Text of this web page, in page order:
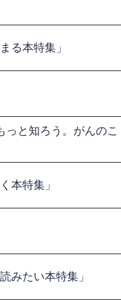
る本特集」
っと知ろう。がんのこ
本特集」
みたい本特集」